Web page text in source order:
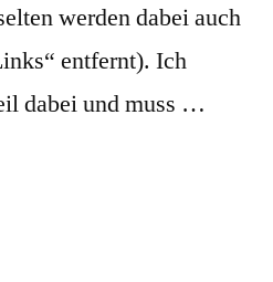
werden dabei auch
entfernt). Ich
dabei und muss …